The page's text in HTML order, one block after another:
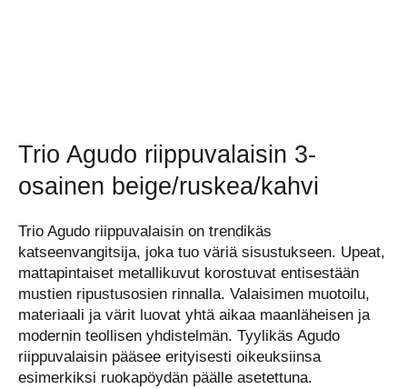
Trio Agudo riippuvalaisin 3-
osainen beige/ruskea/kahvi
Trio Agudo riippuvalaisin on trendikäs
katseenvangitsija, joka tuo väriä sisustukseen. Upeat,
mattapintaiset metallikuvut korostuvat entisestään
mustien ripustusosien rinnalla. Valaisimen muotoilu,
materiaali ja värit luovat yhtä aikaa maanläheisen ja
modernin teollisen yhdistelmän. Tyylikäs Agudo
riippuvalaisin pääsee erityisesti oikeuksiinsa
esimerkiksi ruokapöydän päälle asetettuna.